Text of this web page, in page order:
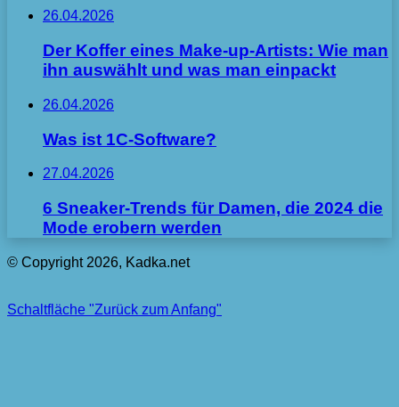
26.04.2026
Der Koffer eines Make-up-Artists: Wie man
ihn auswählt und was man einpackt
26.04.2026
Was ist 1C-Software?
27.04.2026
6 Sneaker-Trends für Damen, die 2024 die
Mode erobern werden
© Copyright 2026, Kadka.net
Schaltfläche "Zurück zum Anfang"